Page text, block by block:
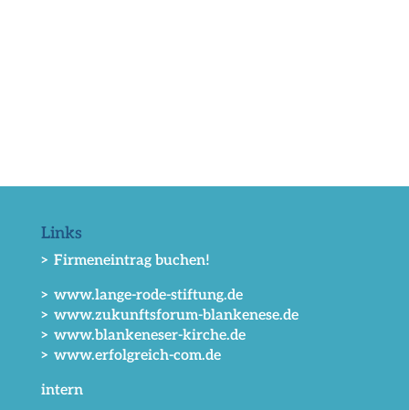
Links
> Firmeneintrag buchen!
> www.lange-rode-stiftung.de
> www.zukunftsforum-blankenese.de
> www.blankeneser-kirche.de
> www.erfolgreich-com.de
intern